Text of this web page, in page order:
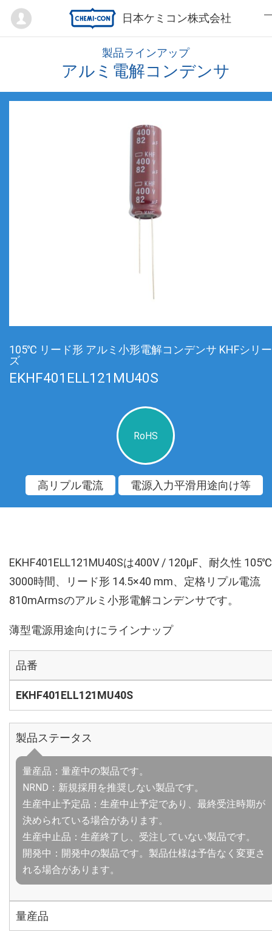
日本ケミコン株式会社
Mypage
製品ラインアップ
アルミ電解コンデンサ
105℃ リード形 アルミ小形電解コンデンサ KHFシリー
ズ
EKHF401ELL121MU40S
RoHS
高リプル電流 電源入力平滑用途向け等
EKHF401ELL121MU40Sは400V / 120µF、耐久性 105℃
3000時間、リード形 14.5×40 mm、定格リプル電流
810mArmsのアルミ小形電解コンデンサです。
薄型電源用途向けにラインナップ
品番
EKHF401ELL121MU40S
製品ステータス
量産品：量産中の製品です。
NRND：新規採用を推奨しない製品です。
生産中止予定品：生産中止予定であり、最終受注時期が
決められている場合があります。
生産中止品：生産終了し、受注していない製品です。
開発中：開発中の製品です。製品仕様は予告なく変更さ
れる場合があります。
量産品